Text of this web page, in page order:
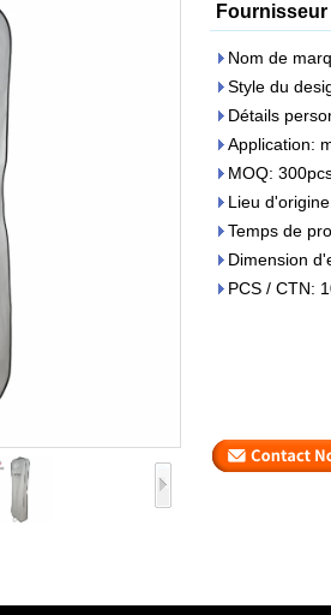
Nom de
Style du
Détails
Application:
MOQ:
Lieu
Temps de
Dimension
PCS / CTN: